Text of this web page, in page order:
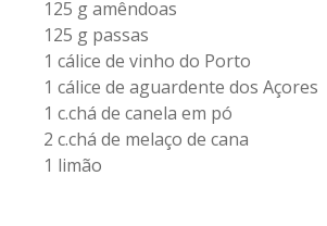
125 g amêndoas
125 g passas
1 cálice de vinho do Porto
1 cálice de aguardente dos Açores
1 c.chá de canela em pó
2 c.chá de melaço de cana
1 limão